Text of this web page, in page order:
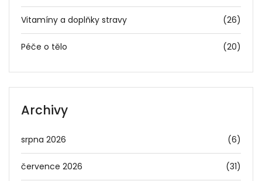
Vitamíny a doplňky stravy (26)
Péče o tělo (20)
Archivy
srpna 2026 (6)
července 2026 (31)